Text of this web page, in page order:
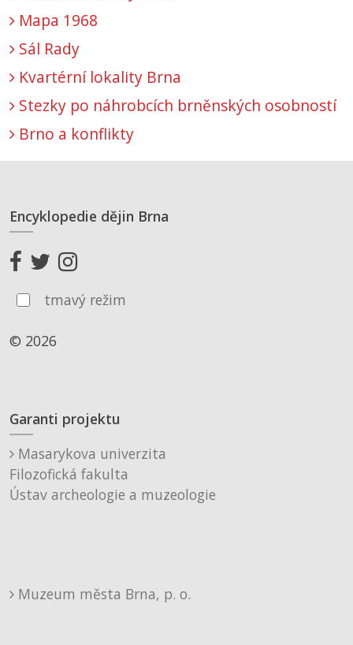
Mapa 1968
Sál Rady
Kvartérní lokality Brna
Stezky po náhrobcích brněnských osobností
Brno a konflikty
Encyklopedie dějin Brna
tmavý režim
© 2026
Garanti projektu
Masarykova univerzita
Filozofická fakulta
Ústav archeologie a muzeologie
Muzeum města Brna, p. o.